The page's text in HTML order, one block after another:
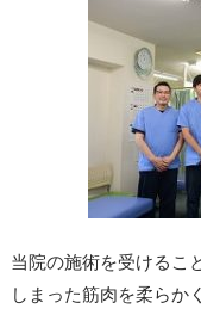
当院の施術を受けるこ
しまった筋肉を柔らか